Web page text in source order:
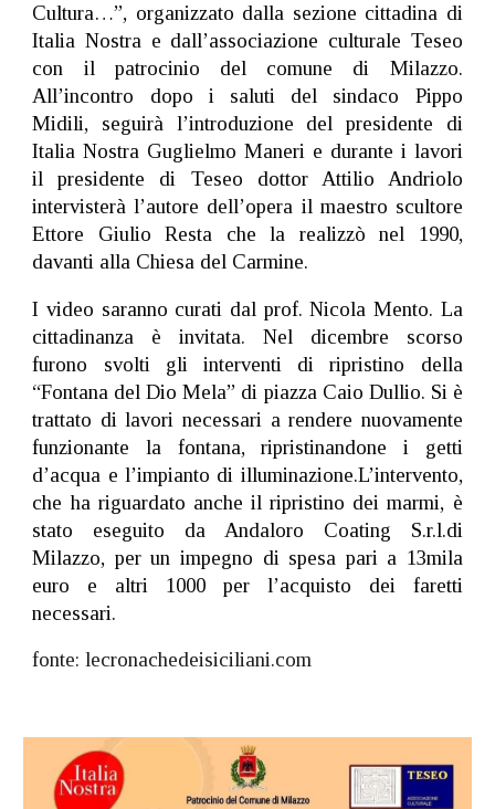
Cultura…”, organizzato dalla sezione cittadina di
Italia Nostra e dall’associazione culturale Teseo
con il patrocinio del comune di Milazzo.
All’incontro dopo i saluti del sindaco Pippo
Midili, seguirà l’introduzione del presidente di
Italia Nostra Guglielmo Maneri e durante i lavori
il presidente di Teseo dottor Attilio Andriolo
intervisterà l’autore dell’opera il maestro scultore
Ettore Giulio Resta che la realizzò nel 1990,
davanti alla Chiesa del Carmine.
I video saranno curati dal prof. Nicola Mento. La
cittadinanza è invitata. Nel dicembre scorso
furono svolti gli interventi di ripristino della
“Fontana del Dio Mela” di piazza Caio Dullio. Si è
trattato di lavori necessari a rendere nuovamente
funzionante la fontana, ripristinandone i getti
d’acqua e l’impianto di illuminazione.L’intervento,
che ha riguardato anche il ripristino dei marmi, è
stato eseguito da Andaloro Coating S.r.l.di
Milazzo, per un impegno di spesa pari a 13mila
euro e altri 1000 per l’acquisto dei faretti
necessari.
fonte: lecronachedeisiciliani.com